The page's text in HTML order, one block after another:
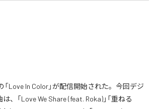
「Love In Color」が配信開始された。今回デジ
、「Love We Share (feat. Roka)」「重ねる